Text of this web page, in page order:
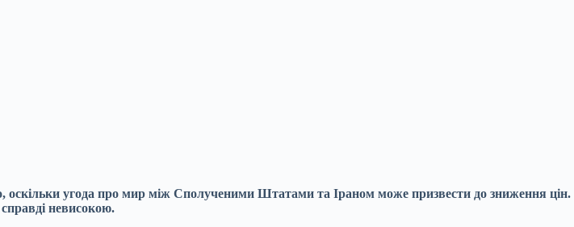
угода про мир між Сполученими Штатами та Іраном може призвести до зниження цін.
невисокою.